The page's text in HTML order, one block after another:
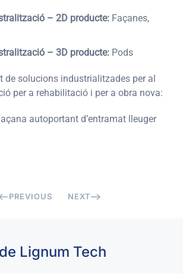
– 2D producte: Façanes,
– 3D producte: Pods
de solucions industrialitzades per al
per a rehabilitació i per a obra nova:
autoportant d’entramat lleuger
PREVIOUS NEXT
Lignum Tech